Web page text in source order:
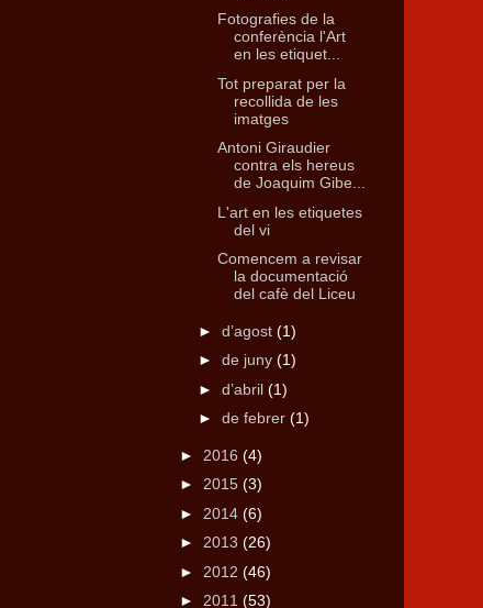
Fotografies de la
conferència l'Art
en les etiquet...
Tot preparat per la
recollida de les
imatges
Antoni Giraudier
contra els hereus
de Joaquim Gibe...
L'art en les etiquetes
del vi
Comencem a revisar
la documentació
del cafè del Liceu
► d’agost (1)
► de juny (1)
► d’abril (1)
► de febrer (1)
► 2016 (4)
► 2015 (3)
► 2014 (6)
► 2013 (26)
► 2012 (46)
► 2011 (53)